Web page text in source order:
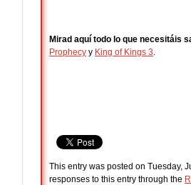
Mirad aquí todo lo que necesitáis
Prophecy y King of Kings 3.
This entry was posted on Tuesday,
responses to this entry through the